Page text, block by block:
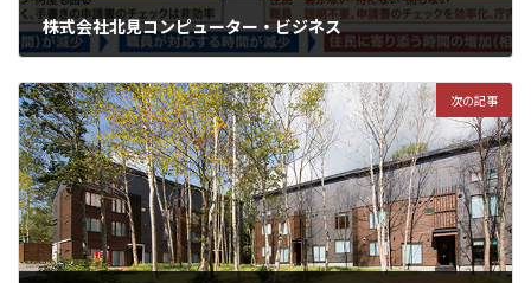
株式会社北見コンピューター・ビジネス
次の記事